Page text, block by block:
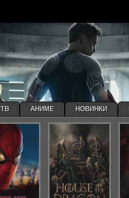
ТВ АНИМЕ НОВИНКИ